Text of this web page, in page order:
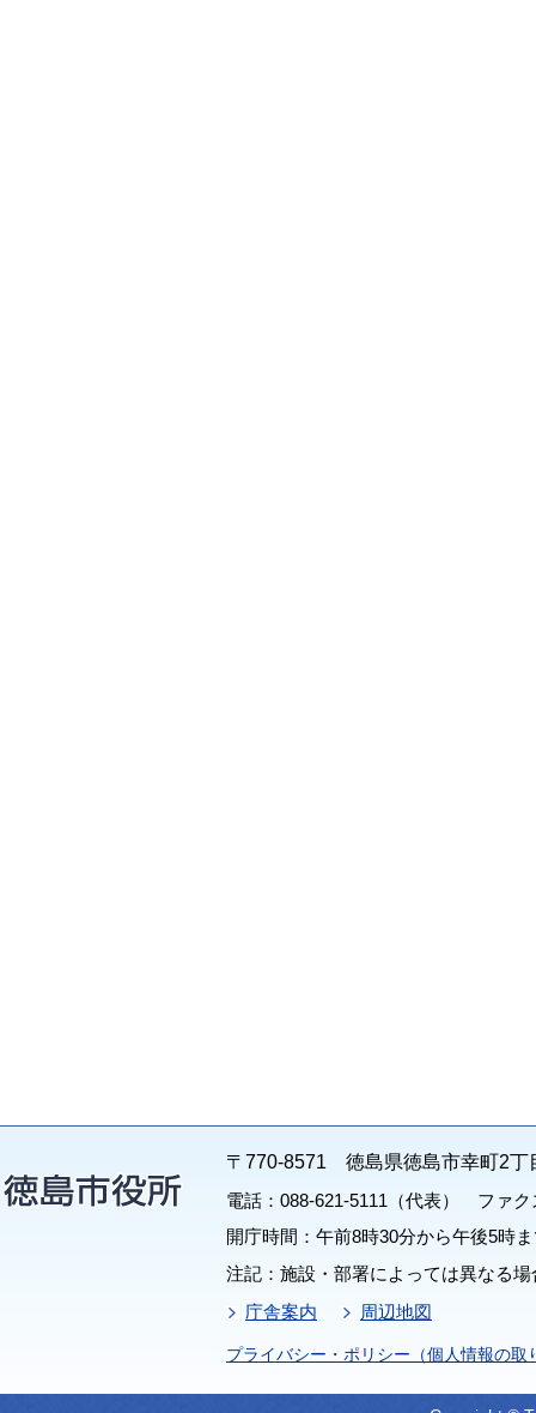
〒770-8571 徳島県徳島市幸町2丁
電話：088-621-5111（代表） ファク
開庁時間：午前8時30分から午後5時
注記：施設・部署によっては異なる
庁舎案内
周辺地図
プライバシー・ポリシー（個人情報の取